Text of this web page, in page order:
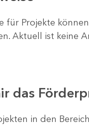
für Projekte
Aktuell ist keine
das
in den